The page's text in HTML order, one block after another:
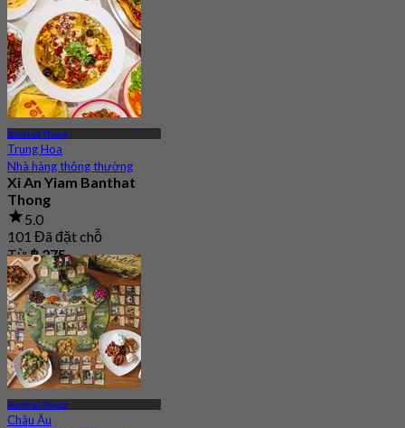
Banthat Thong
Trung Hoa
Nhà hàng thông thường
Xi An Yiam Banthat
Thong
5.0
101 Đã đặt chỗ
Từ฿ 275
Banthat Thong
Châu Âu